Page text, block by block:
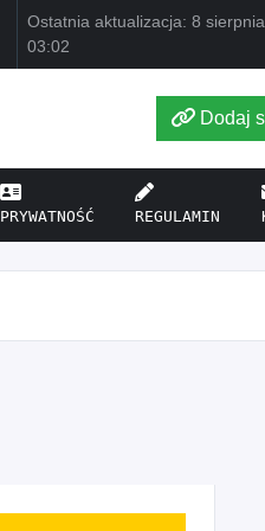
Ostatnia aktualizacja: 8
03:02
Dodaj
PRYWATNOŚĆ REGULAMIN